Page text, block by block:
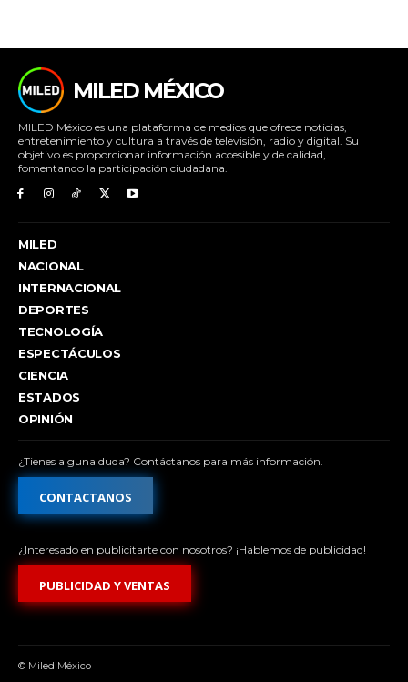
MILED MÉXICO
MILED México es una plataforma de medios que ofrece noticias,
entretenimiento y cultura a través de televisión, radio y digital. Su
objetivo es proporcionar información accesible y de calidad,
fomentando la participación ciudadana.
MILED
NACIONAL
INTERNACIONAL
DEPORTES
TECNOLOGÍA
ESPECTÁCULOS
CIENCIA
ESTADOS
OPINIÓN
¿Tienes alguna duda? Contáctanos para más información.
CONTACTANOS
¿Interesado en publicitarte con nosotros? ¡Hablemos de publicidad!
PUBLICIDAD Y VENTAS
© Miled México